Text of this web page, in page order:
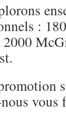
:
vous